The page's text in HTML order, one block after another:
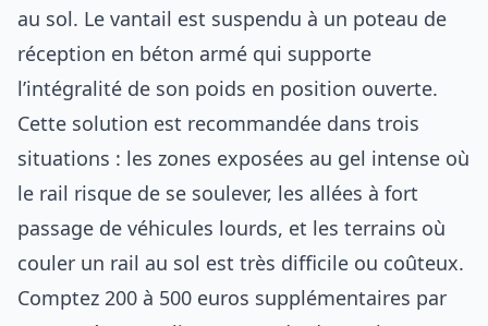
au sol. Le vantail est suspendu à un poteau de
réception en béton armé qui supporte
l’intégralité de son poids en position ouverte.
Cette solution est recommandée dans trois
situations : les zones exposées au gel intense où
le rail risque de se soulever, les allées à fort
passage de véhicules lourds, et les terrains où
couler un rail au sol est très difficile ou coûteux.
Comptez 200 à 500 euros supplémentaires par